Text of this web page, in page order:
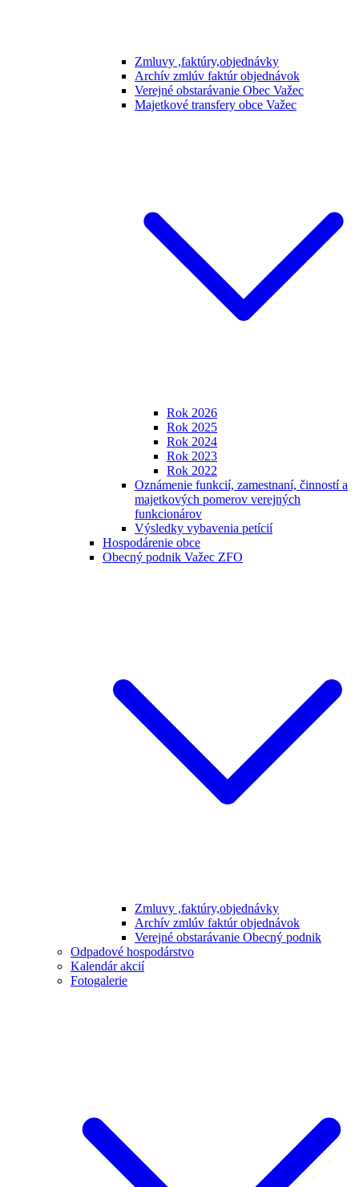
Zmluvy ,faktúry,objednávky
Archív zmlúv faktúr objednávok
Verejné obstarávanie Obec Važec
Majetkové transfery obce Važec
Rok 2026
Rok 2025
Rok 2024
Rok 2023
Rok 2022
Oznámenie funkcií, zamestnaní, činností a
majetkových pomerov verejných
funkcionárov
Výsledky vybavenia petícií
Hospodárenie obce
Obecný podnik Važec ZFO
Zmluvy ,faktúry,objednávky
Archív zmlúv faktúr objednávok
Verejné obstarávanie Obecný podnik
Odpadové hospodárstvo
Kalendár akcií
Fotogalerie